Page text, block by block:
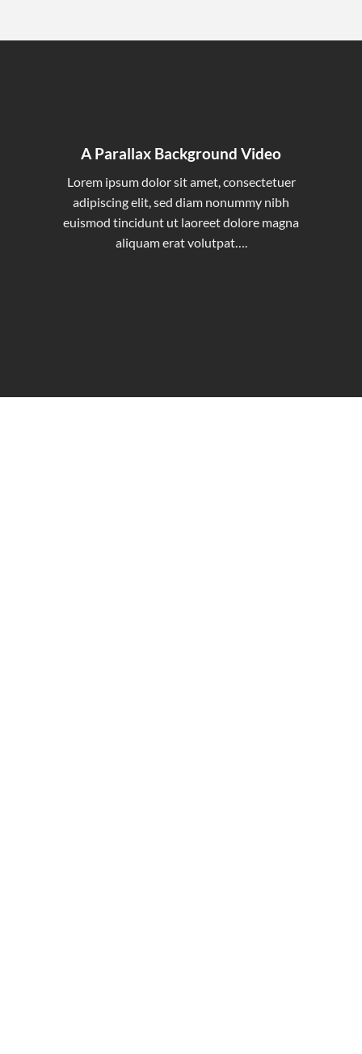
A Parallax Background Video
Lorem ipsum dolor sit amet, consectetuer
adipiscing elit, sed diam nonummy nibh
euismod tincidunt ut laoreet dolore magna
aliquam erat volutpat….